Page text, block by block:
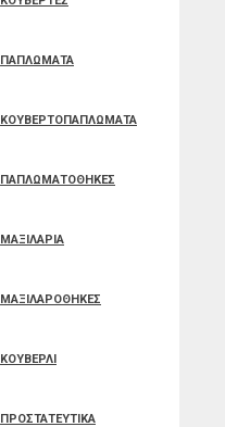
ΠΑΠΛΩΜΑΤΑ
ΚΟΥΒΕΡΤΟΠΑΠΛΩΜΑΤΑ
ΠΑΠΛΩΜΑΤΟΘΗΚΕΣ
ΜΑΞΙΛΑΡΙΑ
ΜΑΞΙΛΑΡΟΘΗΚΕΣ
ΚΟΥΒΕΡΛΙ
ΠΡΟΣΤΑΤΕΥΤΙΚΑ